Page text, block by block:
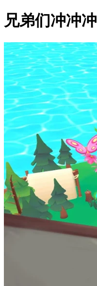
兄弟们冲冲冲